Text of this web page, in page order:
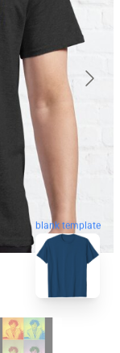
blank template